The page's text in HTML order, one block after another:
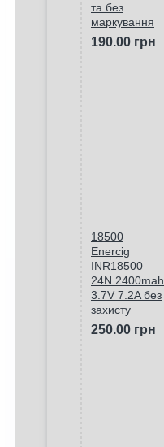
та без
маркування
190.00 грн
18500
Enercig
INR18500
24N 2400mah
3.7V 7.2A без
захисту
250.00 грн